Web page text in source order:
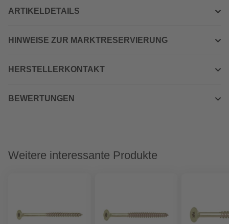
ARTIKELDETAILS
HINWEISE ZUR MARKTRESERVIERUNG
HERSTELLERKONTAKT
BEWERTUNGEN
Weitere interessante Produkte